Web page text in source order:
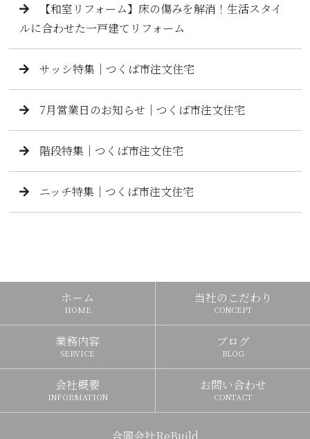
【和室リフォーム】床の傷みを解消！生活スタイ
ルに合わせた一戸建てリフォーム
サッシ特集｜つくば市注文住宅
7月営業日のお知らせ｜つくば市注文住宅
階段特集｜つくば市注文住宅
ニッチ特集｜つくば市注文住宅
ホーム
HOME
当社のこだわり
CONCEPT
業務内容
SERVICE
ブログ
BLOG
会社概要
INFORMATION
お問い合わせ
CONTACT